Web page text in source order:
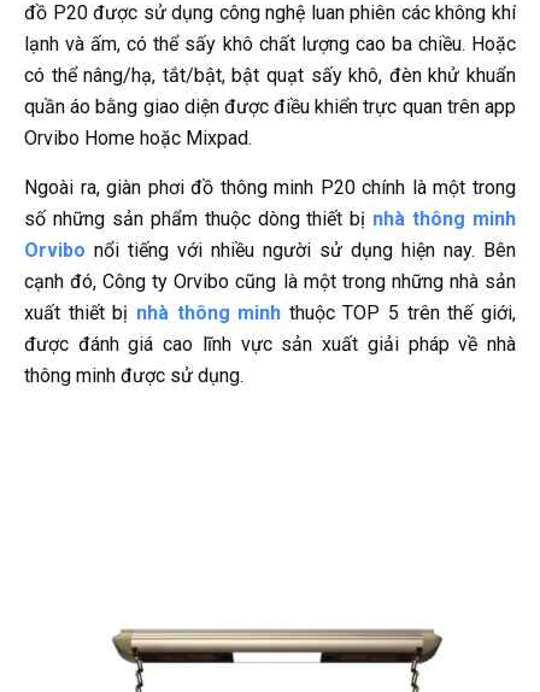
đồ P20 được sử dụng công nghệ luan phiên các không khí
lạnh và ấm, có thể sấy khô chất lượng cao ba chiều. Hoặc
có thể nâng/hạ, tắt/bật, bật quạt sấy khô, đèn khử khuẩn
quần áo bằng giao diện được điều khiển trực quan trên app
Orvibo Home hoặc Mixpad.
Ngoài ra, giàn phơi đồ thông minh P20 chính là một trong
số những sản phẩm thuộc dòng thiết bị nhà thông minh
Orvibo nổi tiếng với nhiều người sử dụng hiện nay. Bên
cạnh đó, Công ty Orvibo cũng là một trong những nhà sản
xuất thiết bị nhà thông minh thuộc TOP 5 trên thế giới,
được đánh giá cao lĩnh vực sản xuất giải pháp về nhà
thông minh được sử dụng.